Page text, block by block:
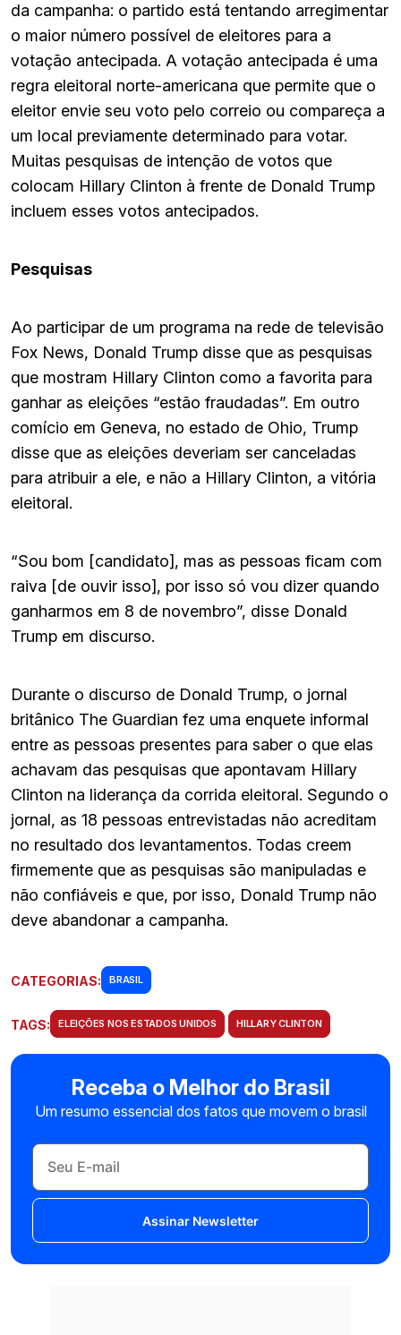
da campanha: o partido está tentando arregimentar
o maior número possível de eleitores para a
votação antecipada. A votação antecipada é uma
regra eleitoral norte-americana que permite que o
eleitor envie seu voto pelo correio ou compareça a
um local previamente determinado para votar.
Muitas pesquisas de intenção de votos que
colocam Hillary Clinton à frente de Donald Trump
incluem esses votos antecipados.
Pesquisas
Ao participar de um programa na rede de televisão
Fox News, Donald Trump disse que as pesquisas
que mostram Hillary Clinton como a favorita para
ganhar as eleições “estão fraudadas”. Em outro
comício em Geneva, no estado de Ohio, Trump
disse que as eleições deveriam ser canceladas
para atribuir a ele, e não a Hillary Clinton, a vitória
eleitoral.
“Sou bom [candidato], mas as pessoas ficam com
raiva [de ouvir isso], por isso só vou dizer quando
ganharmos em 8 de novembro”, disse Donald
Trump em discurso.
Durante o discurso de Donald Trump, o jornal
britânico The Guardian fez uma enquete informal
entre as pessoas presentes para saber o que elas
achavam das pesquisas que apontavam Hillary
Clinton na liderança da corrida eleitoral. Segundo o
jornal, as 18 pessoas entrevistadas não acreditam
no resultado dos levantamentos. Todas creem
firmemente que as pesquisas são manipuladas e
não confiáveis e que, por isso, Donald Trump não
deve abandonar a campanha.
CATEGORIAS: BRASIL
TAGS: ELEIÇÕES NOS ESTADOS UNIDOS HILLARY CLINTON
Receba o Melhor do Brasil
Um resumo essencial dos fatos que movem o brasil
Assinar Newsletter